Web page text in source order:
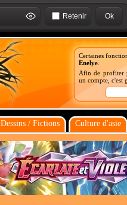
Retenir
Certaines
Enelye
Afin de profiter
un compte, c'est
Dessins / Fictions Culture d'asie